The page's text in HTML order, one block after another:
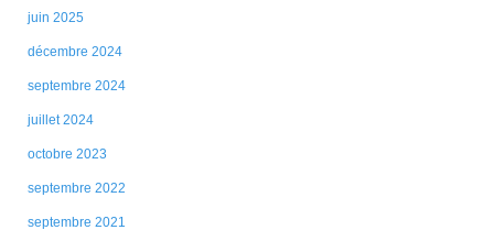
juin 2025
décembre 2024
septembre 2024
juillet 2024
octobre 2023
septembre 2022
septembre 2021